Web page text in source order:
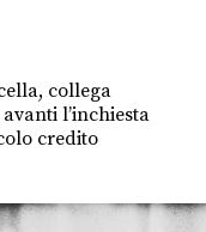
collega
l’inchiesta
credito